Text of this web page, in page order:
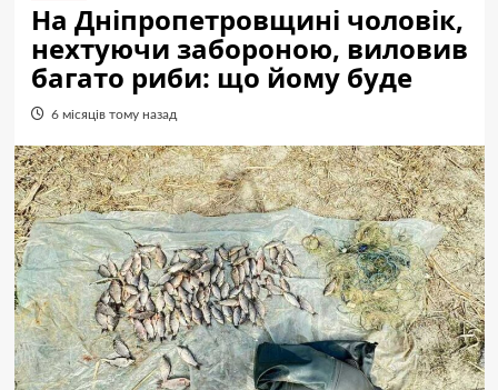
На Дніпропетровщині чоловік,
нехтуючи забороною, виловив
багато риби: що йому буде
6 місяців тому назад